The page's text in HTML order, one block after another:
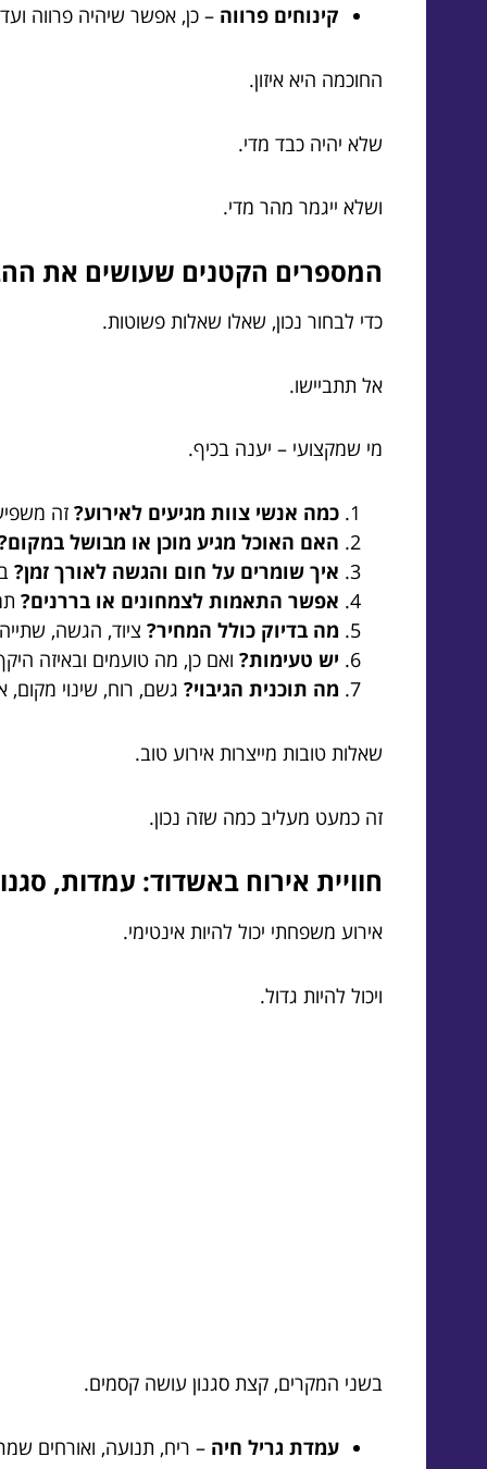
קינוחים פרווה – כן, אפשר שיהיה פרווה
החוכמה היא איזון.
שלא יהיה כבד מדי.
ושלא ייגמר מהר מדי.
המספרים הקטנים שעושים את ההבדל הגדול: 7
כדי לבחור נכון, שאלו שאלות פשוטות.
אל תתביישו.
מי שמקצועי – יענה בכיף.
כמה אנשי צוות מגיעים לאירוע? זה
האם האוכל מגיע מוכן או מבושל
איך שומרים על חום והגשה לאורך זמן?
אפשר התאמות לצמחונים או בררנים?
מה בדיוק כולל המחיר? ציוד, הגשה,
יש טעימות? ואם כן, מה טועמים ובאיזה
מה תוכנית הגיבוי? גשם, רוח, שינוי
שאלות טובות מייצרות אירוע טוב.
זה כמעט מעליב כמה שזה נכון.
חוויית אירוח באשדוד: עמדות,
אירוע משפחתי יכול להיות אינטימי.
ויכול להיות גדול.
בשני המקרים, קצת סגנון עושה קסמים.
עמדת גריל חיה – ריח, תנועה, ואורחים